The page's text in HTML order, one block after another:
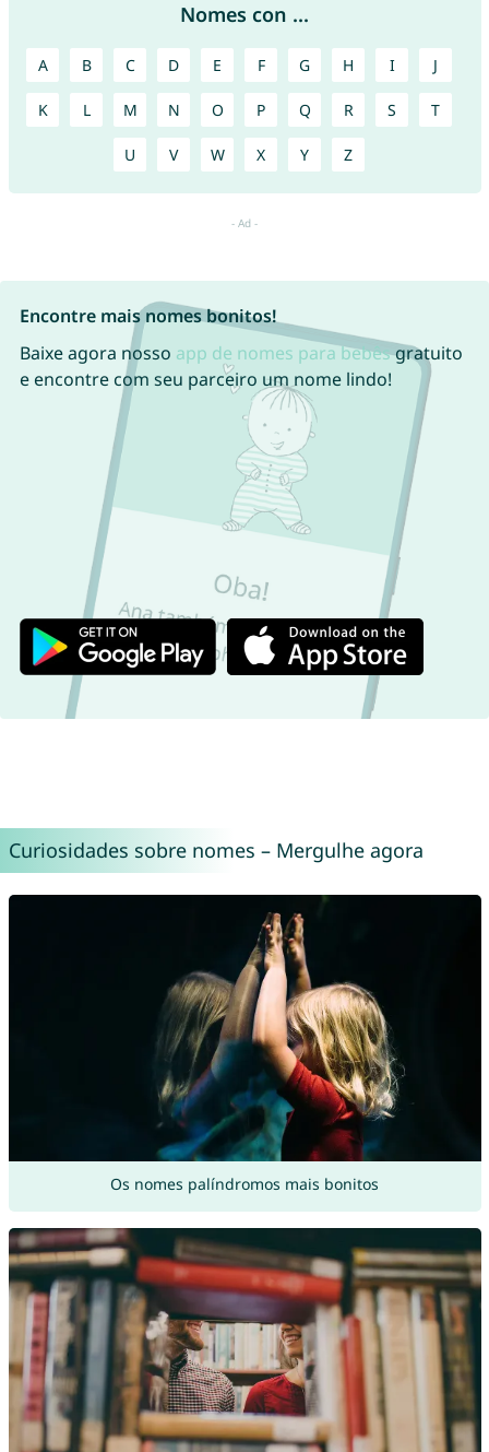
Nomes con ...
A B C D E F G H I J
K L M N O P Q R S T
U V W X Y Z
Encontre mais nomes bonitos!
Baixe agora nosso app de nomes para bebêsgratuito
e encontre com seu parceiro um nome lindo!
Curiosidades sobre nomes – Mergulhe agora
Os nomes palíndromos mais bonitos